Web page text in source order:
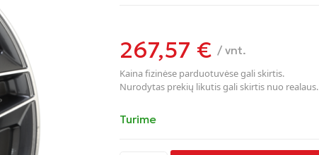
267,57 € / vnt.
Kaina fizinėse parduotuvėse gali skirtis.
Nurodytas prekių likutis gali skirtis nuo realaus.
Turime